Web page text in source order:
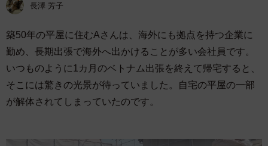
長澤 芳子
築50年の平屋に住むAさんは、海外にも拠点を持つ企業に
勤め、長期出張で海外へ出かけることが多い会社員です。
いつものように1カ月のベトナム出張を終えて帰宅すると、
そこには驚きの光景が待っていました。自宅の平屋の一部
が解体されてしまっていたのです。